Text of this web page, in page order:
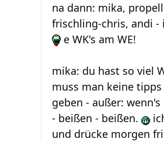
na dann: mika,
frischling-chris, andi -
e WK's am WE!
mika: du hast so viel
muss man keine
geben - außer:
- beißen - beißen.
und drücke morgen